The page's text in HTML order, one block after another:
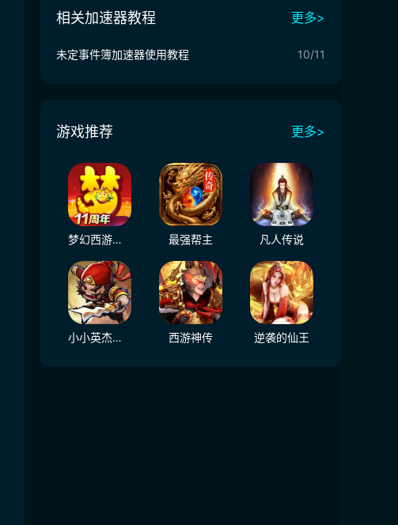
相关加速器教程 更多>
未定事件簿加速器使用教程 10/11
游戏推荐 更多>
梦幻西游（大陆服） 最强帮主 凡人传说
小小英杰：合战天下 西游神传 逆袭的仙王